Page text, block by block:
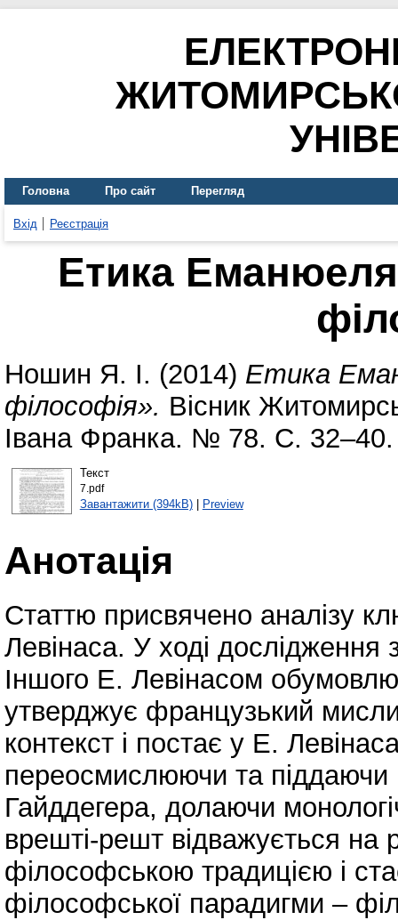
Головна Про сайт Перегляд
Вхід Реєстрація
Етика
Ношин Я. І. (2014) Етика
філософія». Вісник
Івана Франка. № 78. С.
Текст
7.pdf
Завантажити (394kB)| Preview
Анотація
Статтю присвячено аналізу
Левінаса. У ході дослідження
Іншого Е. Левінасом
утверджує французький
контекст і постає у Е.
переосмислюючи та піддаючи
Гайддегера, долаючи
врешті-решт відважується на
філософською традицією і
філософської парадигми –